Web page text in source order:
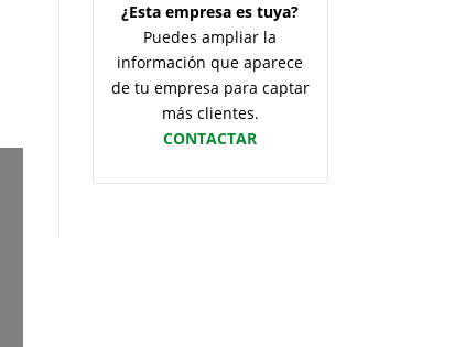
¿Esta empresa es tuya?
Puedes ampliar la
información que aparece
de tu empresa para captar
más clientes.
CONTACTAR